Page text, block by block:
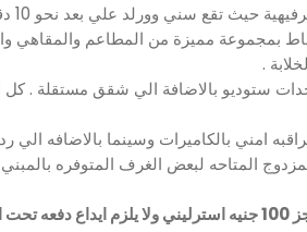
يقع
بمجموعة مميزة من المطاعم والمقاهي
.
ستوديو بالاضافة الي شقق مستقلة . كل
امني بالكاميرات وسينما بالاضافه الي
المتاحه لبعض الغرف المتوفره
.